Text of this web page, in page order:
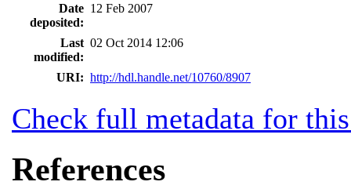
Date
deposited:
12 Feb 2007
Last
modified:
02 Oct 2014 12:06
URI: http://hdl.handle.net/10760/8907
Check full metadata for
References